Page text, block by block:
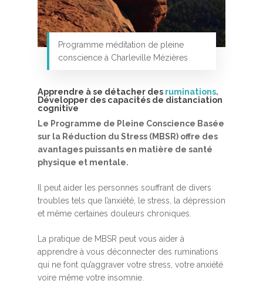
Programme méditation de pleine
conscience à Charleville Mézières
Apprendre à se détacher des ruminations.
Développer des capacités de distanciation
cognitive
Le Programme de Pleine Conscience Basée
sur la Réduction du Stress (MBSR) offre des
avantages puissants en matière de santé
physique et mentale.
Il peut aider les personnes souffrant de divers
troubles tels que l’anxiété, le stress, la dépression
et même certaines douleurs chroniques.
La pratique de MBSR peut vous aider à
apprendre à vous déconnecter des ruminations
qui ne font qu’aggraver votre stress, votre anxiété
voire même votre insomnie.
Accueil
Méditation
MBSR
Méditation pleine
Stage de méditation
Thérapie :
Somatic Experiencing
Entreprise